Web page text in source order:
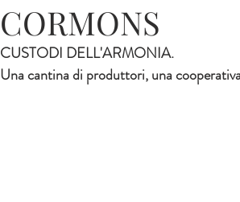
CORMONS
CUSTODI DELL'ARMONIA.
Una cantina di produttori, una